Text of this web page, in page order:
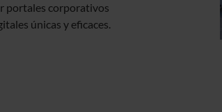
portales corporativos
únicas y eficaces.